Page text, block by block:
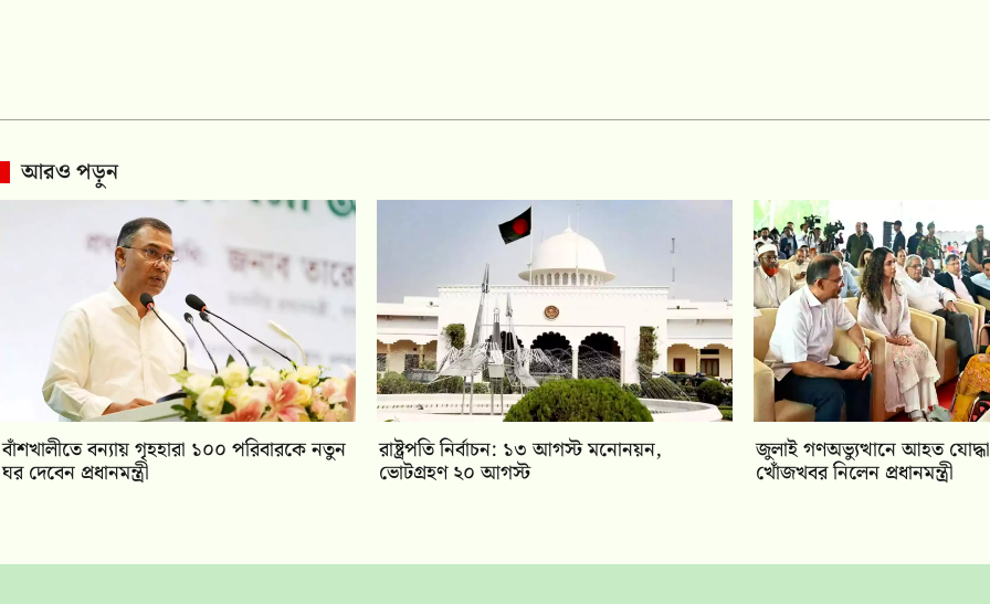
আরও পড়ুন
বাঁশখালীতে বন্যায় গৃহহারা ১০০ পরিবারকে নতুন
ঘর দেবেন প্রধানমন্ত্রী
রাষ্ট্রপতি নির্বাচন: ১৩ আগস্ট মনোনয়ন,
ভোটগ্রহণ ২০ আগস্ট
জুলাই গণঅভ্যুত্থানে আহত
খোঁজখবর নিলেন প্রধানমন্ত্রী